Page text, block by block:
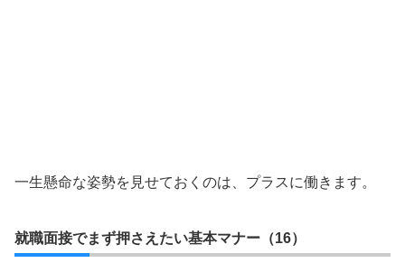
一生懸命な姿勢を見せておくのは、プラスに働きます。
就職面接でまず押さえたい基本マナー（16）